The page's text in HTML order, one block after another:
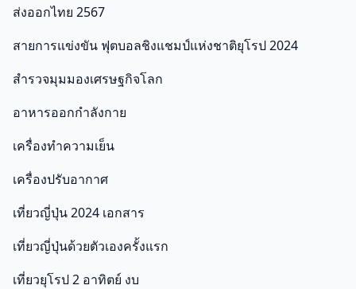
ส่งออกไทย 2567
สายการแข่งขัน ฟุตบอลชิงแชมป์แห่งชาติยุโรป 2024
สำรวจมุมมองเศรษฐกิจโลก
อาหารออกกําลังกาย
เครื่องทำความเย็น
เครื่องปรับอากาศ
เที่ยวญี่ปุ่น 2024 เอกสาร
เที่ยวญี่ปุ่นด้วยตัวเองครั้งแรก
เที่ยวยุโรป 2 อาทิตย์ งบ